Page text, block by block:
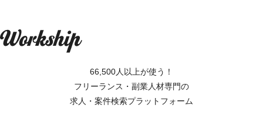
66,500人以上が使う！
フリーランス・副業人材専門の
求人・案件検索プラットフォーム